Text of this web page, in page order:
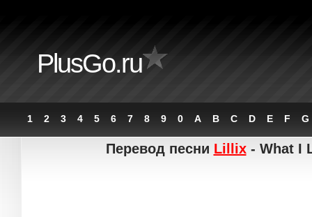
PlusGo.ru
1 2 3 4 5 6 7 8 9 0 A B C D E F G
Перевод песни Lillix- What I